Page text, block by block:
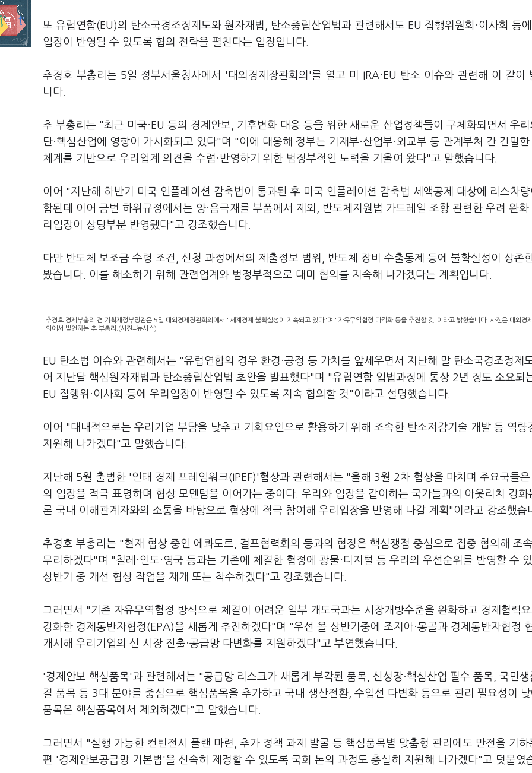
또 유럽연합(EU)의 탄소국경조정제도와 원자재법, 탄소중립산업법과 관련해서도 EU 집행위원회·이사회 등
입장이 반영될 수 있도록 협의 전략을 펼친다는 입장입니다.
추경호 부총리는 5일 정부서울청사에서 '대외경제장관회의'를 열고 미 IRA·EU 탄소 이슈와 관련해 이 같이
니다.
추 부총리는 "최근 미국·EU 등의 경제안보, 기후변화 대응 등을 위한 새로운 산업정책들이 구체화되면서 우
단·핵심산업에 영향이 가시화되고 있다"며 "이에 대응해 정부는 기재부·산업부·외교부 등 관계부처 간 긴밀
체계를 기반으로 우리업계 의견을 수렴·반영하기 위한 범정부적인 노력을 기울여 왔다"고 말했습니다.
이어 "지난해 하반기 미국 인플레이션 감축법이 통과된 후 미국 인플레이션 감축법 세액공제 대상에 리스차
함된데 이어 금번 하위규정에서는 양·음극재를 부품에서 제외, 반도체지원법 가드레일 조항 관련한 우려 완화
리입장이 상당부분 반영됐다"고 강조했습니다.
다만 반도체 보조금 수령 조건, 신청 과정에서의 제출정보 범위, 반도체 장비 수출통제 등에 불확실성이 상존
봤습니다. 이를 해소하기 위해 관련업계와 범정부적으로 대미 협의를 지속해 나가겠다는 계획입니다.
추경호 경제부총리 겸 기획재정부장관은 5일 대외경제장관회의에서 "세계경제 불확실성이 지속되고 있다"며 "자유무역협정 다각화 등을 추진할 것"이라고 밝혔습니다. 사진은 대외경
의에서 발언하는 추 부총리.(사진=뉴시스)
EU 탄소법 이슈와 관련해서는 "유럽연합의 경우 환경·공정 등 가치를 앞세우면서 지난해 말 탄소국경조정제
어 지난달 핵심원자재법과 탄소중립산업법 초안을 발표했다"며 "유럽연합 입법과정에 통상 2년 정도 소요되
EU 집행위·이사회 등에 우리입장이 반영될 수 있도록 지속 협의할 것"이라고 설명했습니다.
이어 "대내적으로는 우리기업 부담을 낮추고 기회요인으로 활용하기 위해 조속한 탄소저감기술 개발 등 역량
지원해 나가겠다"고 말했습니다.
지난해 5월 출범한 '인태 경제 프레임워크(IPEF)'협상과 관련해서는 "올해 3월 2차 협상을 마치며 주요국들
의 입장을 적극 표명하며 협상 모멘텀을 이어가는 중이다. 우리와 입장을 같이하는 국가들과의 아웃리치 강화
론 국내 이해관계자와의 소통을 바탕으로 협상에 적극 참여해 우리입장을 반영해 나갈 계획"이라고 강조했습
추경호 부총리는 "현재 협상 중인 에콰도르, 걸프협력회의 등과의 협정은 핵심쟁점 중심으로 집중 협의해 조
무리하겠다"며 "칠레·인도·영국 등과는 기존에 체결한 협정에 광물·디지털 등 우리의 우선순위를 반영할 수
상반기 중 개선 협상 작업을 재개 또는 착수하겠다"고 강조했습니다.
그러면서 "기존 자유무역협정 방식으로 체결이 어려운 일부 개도국과는 시장개방수준을 완화하고 경제협력
강화한 경제동반자협정(EPA)을 새롭게 추진하겠다"며 "우선 올 상반기중에 조지아·몽골과 경제동반자협정
개시해 우리기업의 신 시장 진출·공급망 다변화를 지원하겠다"고 부연했습니다.
'경제안보 핵심품목'과 관련해서는 "공급망 리스크가 새롭게 부각된 품목, 신성장·핵심산업 필수 품목, 국민생
결 품목 등 3대 분야를 중심으로 핵심품목을 추가하고 국내 생산전환, 수입선 다변화 등으로 관리 필요성이
품목은 핵심품목에서 제외하겠다"고 말했습니다.
그러면서 "실행 가능한 컨틴전시 플랜 마련, 추가 정책 과제 발굴 등 핵심품목별 맞춤형 관리에도 만전을 기하
편 '경제안보공급망 기본법'을 신속히 제정할 수 있도록 국회 논의 과정도 충실히 지원해 나가겠다"고 덧붙였